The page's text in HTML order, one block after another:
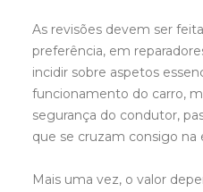
As revisões devem ser
preferência, em
incidir sobre aspetos
funcionamento do carro,
segurança do condutor,
que se cruzam consigo na
Mais uma vez, o valor